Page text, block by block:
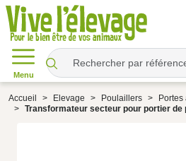
Menu
Accueil Elevage Poulaillers
Transformateur secteur pour portier de